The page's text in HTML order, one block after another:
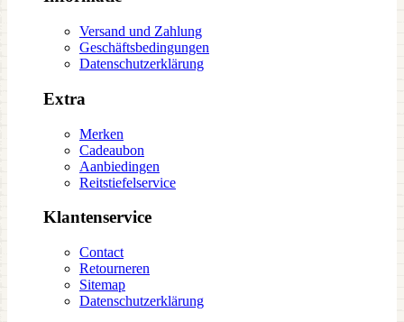
Versand und Zahlung
Geschäftsbedingungen
Datenschutzerklärung
Extra
Merken
Cadeaubon
Aanbiedingen
Reitstiefelservice
Klantenservice
Contact
Retourneren
Sitemap
Datenschutzerklärung